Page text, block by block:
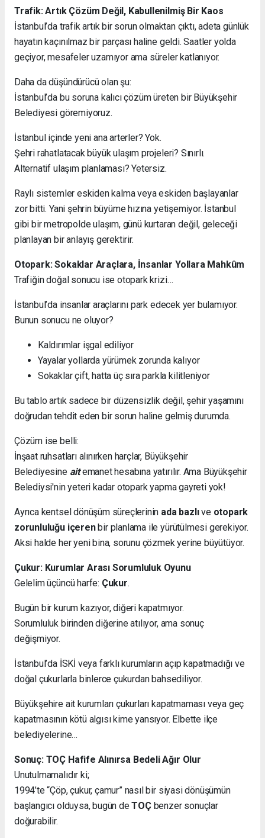
Trafik: Artık Çözüm Değil, Kabullenilmiş Bir Kaos
İstanbul’da trafik artık bir sorun olmaktan çıktı, adeta günlük
hayatın kaçınılmaz bir parçası haline geldi. Saatler yolda
geçiyor, mesafeler uzamıyor ama süreler katlanıyor.
Daha da düşündürücü olan şu:
İstanbul’da bu soruna kalıcı çözüm üreten bir Büyükşehir
Belediyesi göremiyoruz.
İstanbul içinde yeni ana arterler? Yok.
Şehri rahatlatacak büyük ulaşım projeleri? Sınırlı.
Alternatif ulaşım planlaması? Yetersiz.
Raylı sistemler eskiden kalma veya eskiden başlayanlar
zor bitti. Yani şehrin büyüme hızına yetişemiyor. İstanbul
gibi bir metropolde ulaşım, günü kurtaran değil, geleceği
planlayan bir anlayış gerektirir.
Otopark: Sokaklar Araçlara, İnsanlar Yollara Mahkûm
Trafiğin doğal sonucu ise otopark krizi…
İstanbul’da insanlar araçlarını park edecek yer bulamıyor.
Bunun sonucu ne oluyor?
Kaldırımlar işgal ediliyor
Yayalar yollarda yürümek zorunda kalıyor
Sokaklar çift, hatta üç sıra parkla kilitleniyor
Bu tablo artık sadece bir düzensizlik değil, şehir yaşamını
doğrudan tehdit eden bir sorun haline gelmiş durumda.
Çözüm ise belli:
İnşaat ruhsatları alınırken harçlar, Büyükşehir
Belediyesine aitemanet hesabına yatırılır. Ama Büyükşehir
Belediysi'nin yeteri kadar otopark yapma gayreti yok!
Ayrıca kentsel dönüşüm süreçlerinin ada bazlıve otopark
zorunluluğu içerenbir planlama ile yürütülmesi gerekiyor.
Aksi halde her yeni bina, sorunu çözmek yerine büyütüyor.
Çukur: Kurumlar Arası Sorumluluk Oyunu
Gelelim üçüncü harfe: Çukur.
Bugün bir kurum kazıyor, diğeri kapatmıyor.
Sorumluluk birinden diğerine atılıyor, ama sonuç
değişmiyor.
İstanbul’da İSKİ veya farklı kurumların açıp kapatmadığı ve
doğal çukurlarla binlerce çukurdan bahsediliyor.
Büyükşehire ait kurumları çukurları kapatmaması veya geç
kapatmasının kötü algısı kime yansıyor. Elbette ilçe
belediyelerine…
Sonuç: TOÇ Hafife Alınırsa Bedeli Ağır Olur
Unutulmamalıdır ki;
1994’te “Çöp, çukur, çamur” nasıl bir siyasi dönüşümün
başlangıcı olduysa, bugün deTOÇbenzer sonuçlar
doğurabilir.